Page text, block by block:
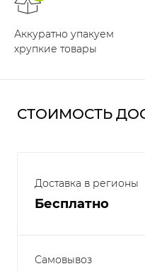
Аккуратно упакуем
хрупкие товары
СТОИМОСТЬ
Доставка в регионы
Бесплатно
Самовывоз